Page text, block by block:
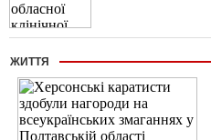
ЖИТТЯ